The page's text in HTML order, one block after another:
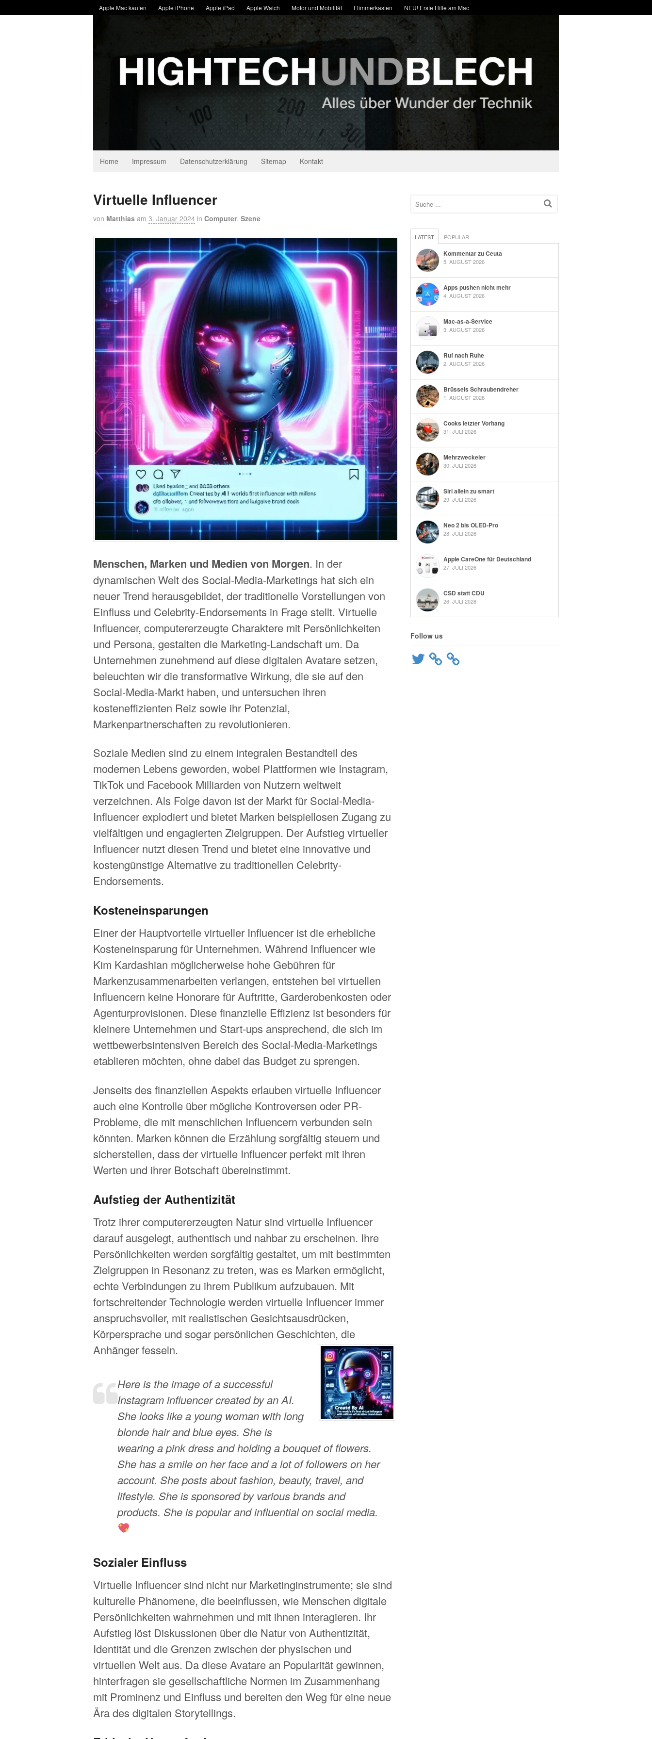
Apple Mac kaufen Apple iPhone Apple iPad Apple Watch Motor und Mobilität Flimmerkasten NEU! Erste Hilfe am Mac
Home Impressum Datenschutzerklärung Sitemap Kontakt
Virtuelle Influencer
von Matthias am 3. Januar 2024 in Computer, Szene
Menschen, Marken und Medien von Morgen. In der
dynamischen Welt des Social-Media-Marketings hat sich ein
neuer Trend herausgebildet, der traditionelle Vorstellungen von
Einfluss und Celebrity-Endorsements in Frage stellt. Virtuelle
Influencer, computererzeugte Charaktere mit Persönlichkeiten
und Persona, gestalten die Marketing-Landschaft um. Da
Unternehmen zunehmend auf diese digitalen Avatare setzen,
beleuchten wir die transformative Wirkung, die sie auf den
Social-Media-Markt haben, und untersuchen ihren
kosteneffizienten Reiz sowie ihr Potenzial,
Markenpartnerschaften zu revolutionieren.
Soziale Medien sind zu einem integralen Bestandteil des
modernen Lebens geworden, wobei Plattformen wie Instagram,
TikTok und Facebook Milliarden von Nutzern weltweit
verzeichnen. Als Folge davon ist der Markt für Social-Media-
Influencer explodiert und bietet Marken beispiellosen Zugang zu
vielfältigen und engagierten Zielgruppen. Der Aufstieg virtueller
Influencer nutzt diesen Trend und bietet eine innovative und
kostengünstige Alternative zu traditionellen Celebrity-
Endorsements.
Kosteneinsparungen
Einer der Hauptvorteile virtueller Influencer ist die erhebliche
Kosteneinsparung für Unternehmen. Während Influencer wie
Kim Kardashian möglicherweise hohe Gebühren für
Markenzusammenarbeiten verlangen, entstehen bei virtuellen
Influencern keine Honorare für Auftritte, Garderobenkosten oder
Agenturprovisionen. Diese finanzielle Effizienz ist besonders für
kleinere Unternehmen und Start-ups ansprechend, die sich im
wettbewerbsintensiven Bereich des Social-Media-Marketings
etablieren möchten, ohne dabei das Budget zu sprengen.
Jenseits des finanziellen Aspekts erlauben virtuelle Influencer
auch eine Kontrolle über mögliche Kontroversen oder PR-
Probleme, die mit menschlichen Influencern verbunden sein
könnten. Marken können die Erzählung sorgfältig steuern und
sicherstellen, dass der virtuelle Influencer perfekt mit ihren
Werten und ihrer Botschaft übereinstimmt.
Aufstieg der Authentizität
Trotz ihrer computererzeugten Natur sind virtuelle Influencer
darauf ausgelegt, authentisch und nahbar zu erscheinen. Ihre
Persönlichkeiten werden sorgfältig gestaltet, um mit bestimmten
Zielgruppen in Resonanz zu treten, was es Marken ermöglicht,
echte Verbindungen zu ihrem Publikum aufzubauen. Mit
fortschreitender Technologie werden virtuelle Influencer immer
anspruchsvoller, mit realistischen Gesichtsausdrücken,
Körpersprache und sogar persönlichen Geschichten, die
Anhänger fesseln.
Here is the image of a successful
Instagram influencer created by an AI.
She looks like a young woman with long
blonde hair and blue eyes. She is
wearing a pink dress and holding a bouquet of flowers.
She has a smile on her face and a lot of followers on her
account. She posts about fashion, beauty, travel, and
lifestyle. She is sponsored by various brands and
products. She is popular and influential on social media.
Sozialer Einfluss
Virtuelle Influencer sind nicht nur Marketinginstrumente; sie sind
kulturelle Phänomene, die beeinflussen, wie Menschen digitale
Persönlichkeiten wahrnehmen und mit ihnen interagieren. Ihr
Aufstieg löst Diskussionen über die Natur von Authentizität,
Identität und die Grenzen zwischen der physischen und
virtuellen Welt aus. Da diese Avatare an Popularität gewinnen,
hinterfragen sie gesellschaftliche Normen im Zusammenhang
mit Prominenz und Einfluss und bereiten den Weg für eine neue
Ära des digitalen Storytellings.
LATEST POPULAR
Kommentar zu Ceuta
5. AUGUST 2026
Apps pushen nicht mehr
4. AUGUST 2026
Mac-as-a-Service
3. AUGUST 2026
Ruf nach Ruhe
2. AUGUST 2026
Brüssels Schraubendreher
1. AUGUST 2026
Cooks letzter Vorhang
31. JULI 2026
Mehrzweckeier
30. JULI 2026
Siri allein zu smart
29. JULI 2026
Neo 2 bis OLED-Pro
28. JULI 2026
Apple CareOne für Deutschland
27. JULI 2026
CSD statt CDU
26. JULI 2026
Follow us
Twitter